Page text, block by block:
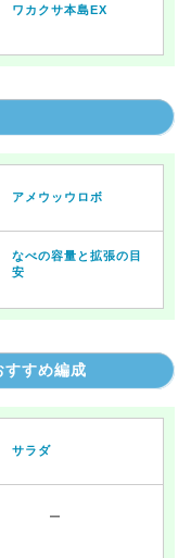
ワカクサ本島EX
アメウッウロボ
なべの容量と拡張の目
安
すすめ編成
サラダ
ー